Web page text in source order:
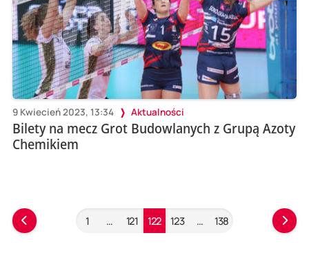
9 Kwiecień 2023, 13:34 Aktualności
Bilety na mecz Grot Budowlanych z Grupą Azoty
Chemikiem
1 … 121 122 123 … 138